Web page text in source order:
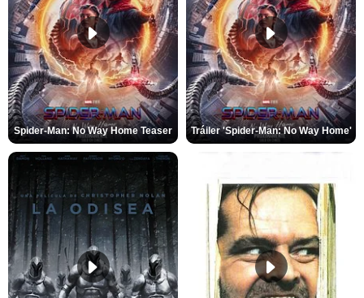
Spider-Man: No Way Home Teaser Tráiler 'Spider-Man: No Way Home'